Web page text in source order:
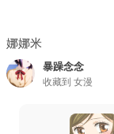
娜娜米
暴躁念念
收藏到 女漫